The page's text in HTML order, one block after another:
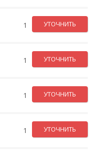
1 УТОЧНИТЬ
1 УТОЧНИТЬ
1 УТОЧНИТЬ
1 УТОЧНИТЬ